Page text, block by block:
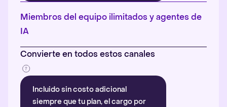
Más información
Miembros del equipo ilimitados y agentes de
IA
Convierte en todos estos canales
Incluido sin costo adicional
siempre que tu plan, el cargo por